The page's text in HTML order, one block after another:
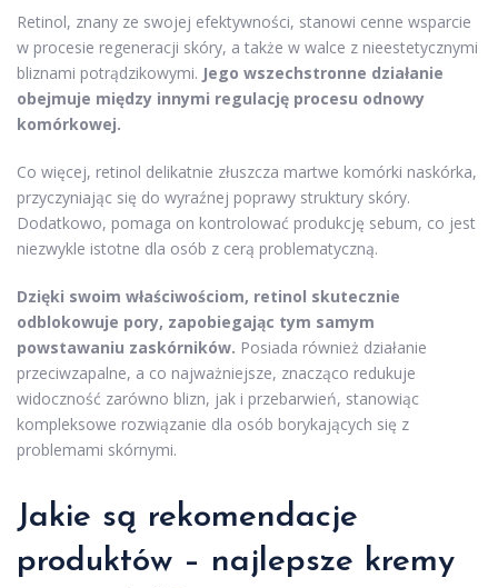
Retinol, znany ze swojej efektywności, stanowi cenne wsparcie
w procesie regeneracji skóry, a także w walce z nieestetycznymi
bliznami potrądzikowymi. Jego wszechstronne działanie
obejmuje między innymi regulację procesu odnowy
komórkowej.
Co więcej, retinol delikatnie złuszcza martwe komórki naskórka,
przyczyniając się do wyraźnej poprawy struktury skóry.
Dodatkowo, pomaga on kontrolować produkcję sebum, co jest
niezwykle istotne dla osób z cerą problematyczną.
Dzięki swoim właściwościom, retinol skutecznie
odblokowuje pory, zapobiegając tym samym
powstawaniu zaskórników. Posiada również działanie
przeciwzapalne, a co najważniejsze, znacząco redukuje
widoczność zarówno blizn, jak i przebarwień, stanowiąc
kompleksowe rozwiązanie dla osób borykających się z
problemami skórnymi.
Jakie są rekomendacje
produktów – najlepsze kremy